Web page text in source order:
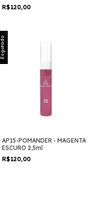
R$120,00
Esgotado
AP15-POMANDER - MAGENTA
ESCURO 2,5ml
R$120,00